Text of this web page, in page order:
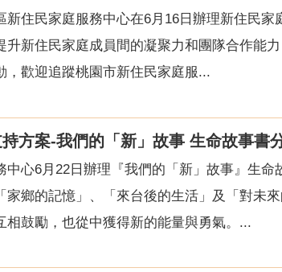
新住民家庭服務中心在6月16日辦理新住民
升新住民家庭成員間的凝聚力和團隊合作能
，歡迎追蹤桃園市新住民家庭服...
方案-我們的「新」故事 生命故事書
中心6月22日辦理『我們的「新」故事』生
家鄉的記憶」、「來台後的生活」及「對未
相鼓勵，也從中獲得新的能量與勇氣。...